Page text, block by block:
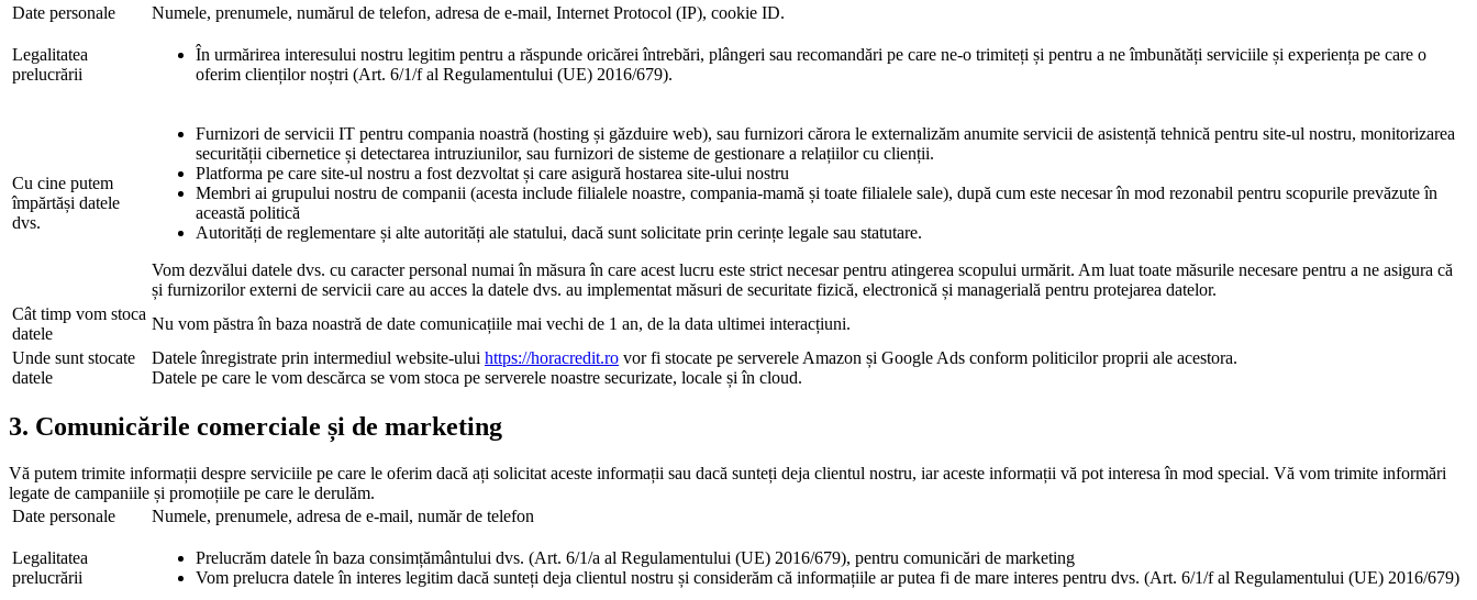
Date personale
Numele, prenumele, numărul de telefon, adresa de e-mail, Internet Protocol (IP), cookie ID.
Legalitatea
prelucrării
În urmărirea interesului nostru legitim pentru a răspunde oricărei întrebări, plângeri sau recomandări pe care ne-o trimiteți și pentru a ne îmbunătăți serviciile și experiența pe care o
oferim clienților noștri (Art. 6/1/f al Regulamentului (UE) 2016/679).
Cu cine putem
împărtăși datele
dvs.
Furnizori de servicii IT pentru compania noastră (hosting și găzduire web), sau furnizori cărora le externalizăm anumite servicii de asistență tehnică pentru site-ul nostru, monitorizarea
securității cibernetice și detectarea intruziunilor, sau furnizori de sisteme de gestionare a relațiilor cu clienții.
Platforma pe care site-ul nostru a fost dezvoltat și care asigură hostarea site-ului nostru
Membri ai grupului nostru de companii (acesta include filialele noastre, compania-mamă și toate filialele sale), după cum este necesar în mod rezonabil pentru scopurile prevăzute în
această politică
Autorități de reglementare și alte autorități ale statului, dacă sunt solicitate prin cerințe legale sau statutare.
Vom dezvălui datele dvs. cu caracter personal numai în măsura în care acest lucru este strict necesar pentru atingerea scopului urmărit. Am luat toate măsurile necesare pentru a ne asigura că
și furnizorilor externi de servicii care au acces la datele dvs. au implementat măsuri de securitate fizică, electronică și managerială pentru protejarea datelor.
Cât timp vom stoca
datele
Nu vom păstra în baza noastră de date comunicațiile mai vechi de 1 an, de la data ultimei interacțiuni.
Unde sunt stocate
datele
Datele înregistrate prin intermediul website-ului https://horacredit.ro vor fi stocate pe serverele Amazon și Google Ads conform politicilor proprii ale acestora.
Datele pe care le vom descărca se vom stoca pe serverele noastre securizate, locale și în cloud.
3. Comunicările comerciale și de marketing
Vă putem trimite informații despre serviciile pe care le oferim dacă ați solicitat aceste informații sau dacă sunteți deja clientul nostru, iar aceste informații vă pot interesa în mod special. Vă vom trimite informări
legate de campaniile și promoțiile pe care le derulăm.
Date personale
Numele, prenumele, adresa de e-mail, număr de telefon
Legalitatea
prelucrării
Prelucrăm datele în baza consimțământului dvs. (Art. 6/1/a al Regulamentului (UE) 2016/679), pentru comunicări de marketing
Vom prelucra datele în interes legitim dacă sunteți deja clientul nostru și considerăm că informațiile ar putea fi de mare interes pentru dvs. (Art. 6/1/f al Regulamentului (UE) 2016/679)